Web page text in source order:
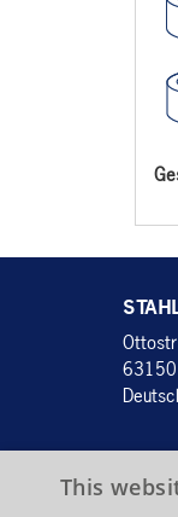
D
Tel.:
This